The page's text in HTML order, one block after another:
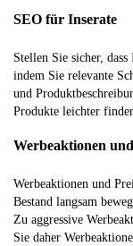
SEO für Inserate
Stellen Sie sicher,
indem Sie relevante
und
Produkte leichter
Werbeaktionen
Werbeaktionen und
Bestand langsam
Zu aggressive
Sie daher